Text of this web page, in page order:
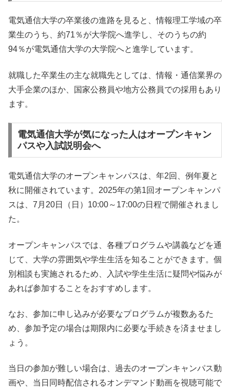
電気通信大学の卒業後の進路を見ると、情報理工学域の卒
業生のうち、約71％が大学院へ進学し、そのうちの約
94％が電気通信大学の大学院へと進学しています。
就職した卒業生の主な就職先としては、情報・通信業界の
大手企業のほか、国家公務員や地方公務員での採用もあり
ます。
電気通信大学が気になった人はオープンキャン
パスや入試説明会へ
電気通信大学のオープンキャンパスは、年2回、例年夏と
秋に開催されています。2025年の第1回オープンキャンパ
スは、7月20日（日）10:00～17:00の日程で開催されまし
た。
オープンキャンパスでは、各種プログラムや講義などを通
じて、大学の雰囲気や学生生活を知ることができます。個
別相談も実施されるため、入試や学生生活に疑問や悩みが
あれば参加することをおすすめします。
なお、参加に申し込みが必要なプログラムが複数あるた
め、参加予定の場合は期限内に必要な手続きを済ませまし
ょう。
当日の参加が難しい場合は、過去のオープンキャンパス動
画や、当日同時配信されるオンデマンド動画を視聴可能で